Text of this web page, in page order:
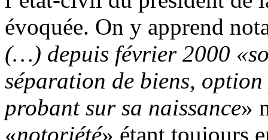
évoquée. On y apprend
(…) depuis février 2000
séparation de biens,
probant sur sa naissance»
«notoriété» étant toujours